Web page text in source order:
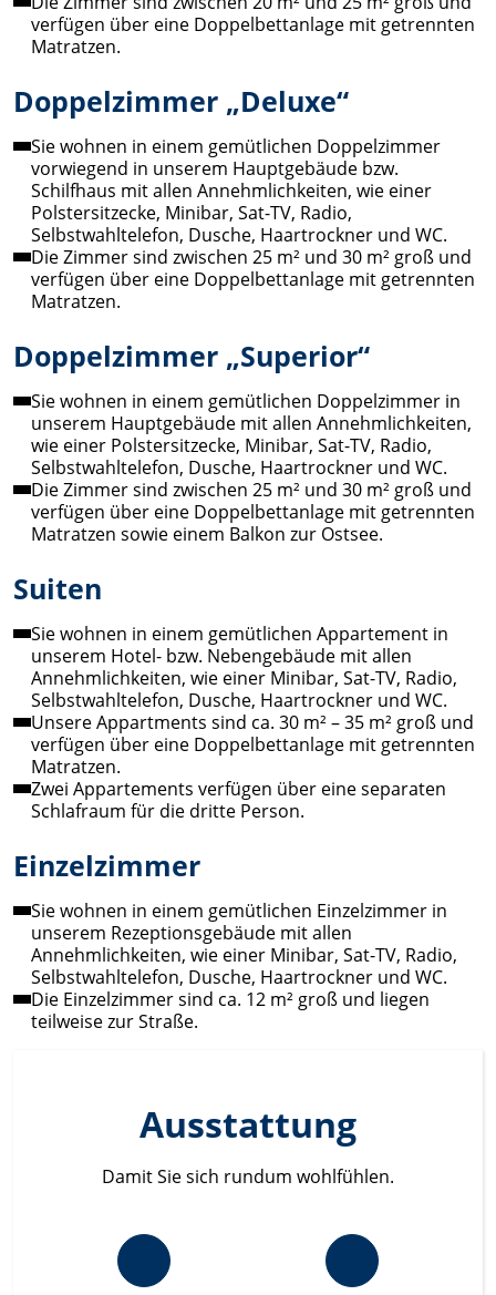
verfügen über eine Doppelbettanlage mit getrennten
Matratzen.
Doppelzimmer „Deluxe“
Sie wohnen in einem gemütlichen Doppelzimmer
vorwiegend in unserem Hauptgebäude bzw.
Schilfhaus mit allen Annehmlichkeiten, wie einer
Polstersitzecke, Minibar, Sat-TV, Radio,
Selbstwahltelefon, Dusche, Haartrockner und WC.
Die Zimmer sind zwischen 25 m² und 30 m² groß und
verfügen über eine Doppelbettanlage mit getrennten
Matratzen.
Doppelzimmer „Superior“
Sie wohnen in einem gemütlichen Doppelzimmer in
unserem Hauptgebäude mit allen Annehmlichkeiten,
wie einer Polstersitzecke, Minibar, Sat-TV, Radio,
Selbstwahltelefon, Dusche, Haartrockner und WC.
Die Zimmer sind zwischen 25 m² und 30 m² groß und
verfügen über eine Doppelbettanlage mit getrennten
Matratzen sowie einem Balkon zur Ostsee.
Suiten
Sie wohnen in einem gemütlichen Appartement in
unserem Hotel- bzw. Nebengebäude mit allen
Annehmlichkeiten, wie einer Minibar, Sat-TV, Radio,
Selbstwahltelefon, Dusche, Haartrockner und WC.
Unsere Appartments sind ca. 30 m² – 35 m² groß und
verfügen über eine Doppelbettanlage mit getrennten
Matratzen.
Zwei Appartements verfügen über eine separaten
Schlafraum für die dritte Person.
Einzelzimmer
Sie wohnen in einem gemütlichen Einzelzimmer in
unserem Rezeptionsgebäude mit allen
Annehmlichkeiten, wie einer Minibar, Sat-TV, Radio,
Selbstwahltelefon, Dusche, Haartrockner und WC.
Die Einzelzimmer sind ca. 12 m² groß und liegen
teilweise zur Straße.
Ausstattung
Damit Sie sich rundum wohlfühlen.